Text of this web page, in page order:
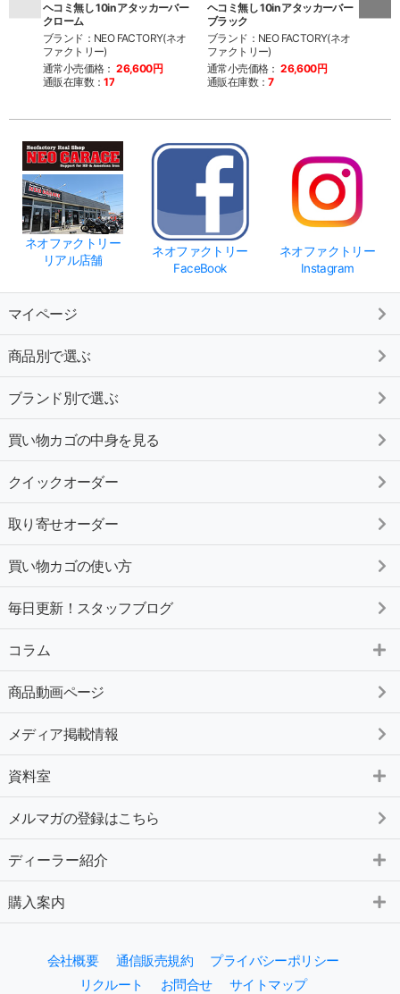
ヘコミ無し 10in アタッカーバー
クローム
ブランド：NEO FACTORY(ネオ
ファクトリー)
通常小売価格： 26,600円
通販在庫数：17
ヘコミ無し 10in アタッカーバー
ブラック
ブランド：NEO FACTORY(ネオ
ファクトリー)
通常小売価格： 26,600円
通販在庫数：7
クロ
ネオファクトリー
リアル店舗
ネオファクトリー
FaceBook
ネオファクトリー
Instagram
マイページ
商品別で選ぶ
ブランド別で選ぶ
買い物カゴの中身を見る
クイックオーダー
取り寄せオーダー
買い物カゴの使い方
毎日更新！スタッフブログ
コラム
商品動画ページ
メディア掲載情報
資料室
メルマガの登録はこちら
ディーラー紹介
購入案内
会社概要 通信販売規約
プライバシーポリシー
リクルート
お問合せ サイトマップ